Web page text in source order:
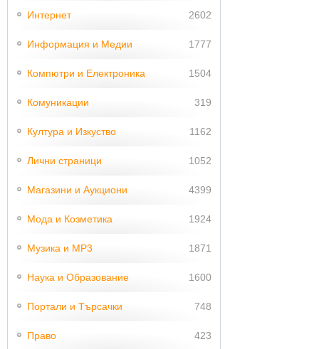
Интернет 2602
Информация и Медии 1777
Компютри и Електроника 1504
Комуникации 319
Култура и Изкуство 1162
Лични страници 1052
Магазини и Аукциони 4399
Мода и Козметика 1924
Музика и MP3 1871
Наука и Образование 1600
Портали и Търсачки 748
Право 423